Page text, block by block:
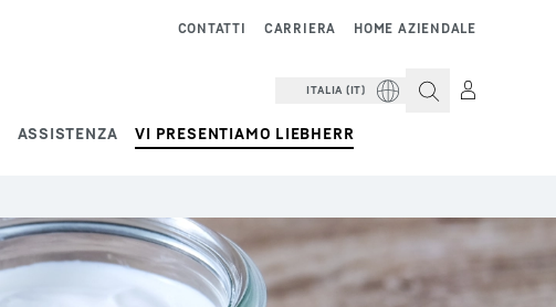
ASSISTENZA VI PRESENTIAMO LIEBHERR
HOME AZIENDALE
CARRIERA
CONTATTI
ITALIA (IT)